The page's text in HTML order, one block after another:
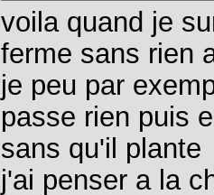
voila quand je
ferme sans rien
je peu par
passe rien puis
sans qu'il plante
j'ai penser a la